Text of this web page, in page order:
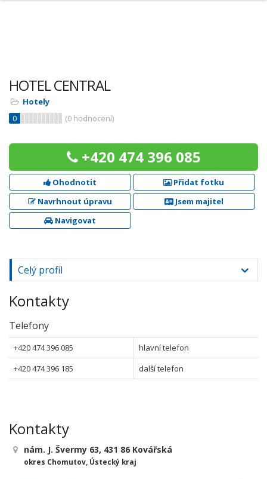
HOTEL CENTRAL
Hotely
0
(0 hodnocení)
+420 474 396 085
Ohodnotit
Přidat fotku
Navrhnout úpravu
Jsem majitel
Navigovat
Celý profil
Kontakty
Telefony
+420 474 396 085
hlavní telefon
+420 474 396 185
další telefon
Kontakty
nám. J. Švermy 63, 431 86 Kovářská
okres Chomutov, Ústecký kraj